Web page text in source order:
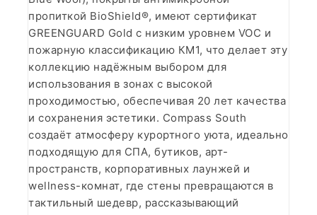
пропиткой BioShield®, имеют сертификат
GREENGUARD Gold с низким уровнем VOC и
пожарную классификацию КМ1, что делает эту
коллекцию надёжным выбором для
использования в зонах с высокой
проходимостью, обеспечивая 20 лет качества
и сохранения эстетики. Compass South
создаёт атмосферу курортного уюта, идеально
подходящую для СПА, бутиков, арт-
пространств, корпоративных лаунжей и
wellness-комнат, где стены превращаются в
тактильный шедевр, рассказывающий